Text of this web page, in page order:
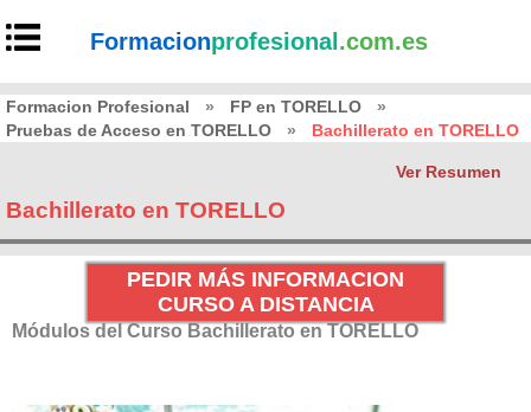
Formacionprofesional .com.es
Formacion Profesional » FP en TORELLO
»
Pruebas de Acceso en TORELLO
» Bachillerato en TORELLO
Ver Resumen
Bachillerato en TORELLO
PEDIR MÁS INFORMACION
CURSO A DISTANCIA
Módulos del Curso Bachillerato en TORELLO